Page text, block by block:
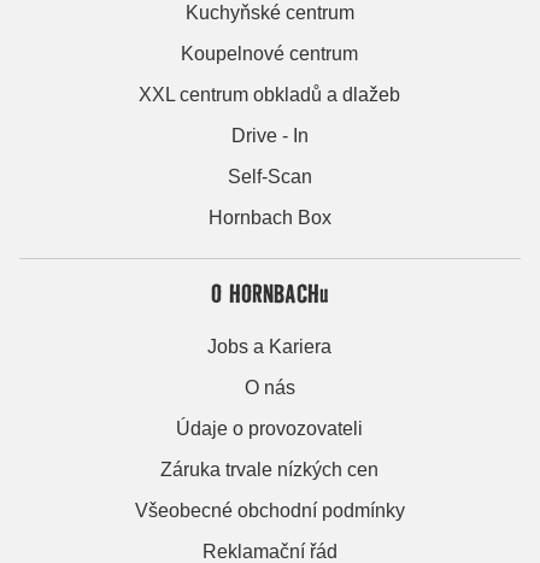
Kuchyňské centrum
Koupelnové centrum
XXL centrum obkladů a dlažeb
Drive - In
Self-Scan
Hornbach Box
O HORNBACHu
Jobs a Kariera
O nás
Údaje o provozovateli
Záruka trvale nízkých cen
Všeobecné obchodní podmínky
Reklamační řád